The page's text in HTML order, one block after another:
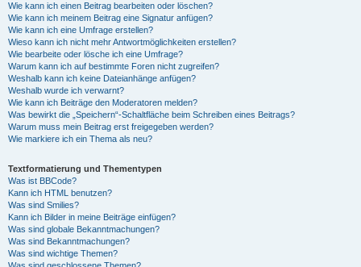
Wie kann ich einen Beitrag bearbeiten oder löschen?
Wie kann ich meinem Beitrag eine Signatur anfügen?
Wie kann ich eine Umfrage erstellen?
Wieso kann ich nicht mehr Antwortmöglichkeiten erstellen?
Wie bearbeite oder lösche ich eine Umfrage?
Warum kann ich auf bestimmte Foren nicht zugreifen?
Weshalb kann ich keine Dateianhänge anfügen?
Weshalb wurde ich verwarnt?
Wie kann ich Beiträge den Moderatoren melden?
Was bewirkt die „Speichern“-Schaltfläche beim Schreiben eines Beitrags?
Warum muss mein Beitrag erst freigegeben werden?
Wie markiere ich ein Thema als neu?
Textformatierung und Thementypen
Was ist BBCode?
Kann ich HTML benutzen?
Was sind Smilies?
Kann ich Bilder in meine Beiträge einfügen?
Was sind globale Bekanntmachungen?
Was sind Bekanntmachungen?
Was sind wichtige Themen?